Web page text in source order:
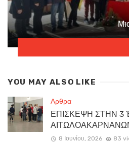
YOU MAY ALSO LIKE
Αρθρα
ΕΠΙΣΚΕΨΗ ΣΤΗΝ 3
8 Ιουνίου, 2026 83